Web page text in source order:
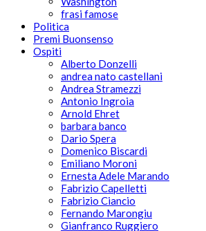
frasi famose
Politica
Premi Buonsenso
Ospiti
Alberto Donzelli
andrea nato castellani
Andrea Stramezzi
Antonio Ingroia
Arnold Ehret
barbara banco
Dario Spera
Domenico Biscardi
Emiliano Moroni
Ernesta Adele Marando
Fabrizio Capelletti
Fabrizio Ciancio
Fernando Marongiu
Gianfranco Ruggiero